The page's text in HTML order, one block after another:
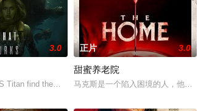
起毁尸灭迹掩盖真相。一年后，一个知晓该事件
rava
3.0
Titan find themselves on the brink of world wa
正片 3.0
甜蜜养老院
马克斯是一个陷入困境的人，他开始